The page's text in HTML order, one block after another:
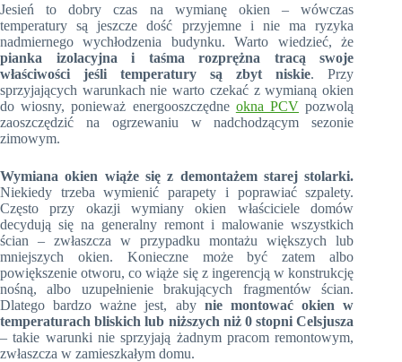
Jesień to dobry czas na wymianę okien – wówczas
temperatury są jeszcze dość przyjemne i nie ma ryzyka
nadmiernego wychłodzenia budynku. Warto wiedzieć, że
pianka izolacyjna i taśma rozprężna tracą swoje
właściwości jeśli temperatury są zbyt niskie. Przy
sprzyjających warunkach nie warto czekać z wymianą okien
do wiosny, ponieważ energooszczędne okna PCV pozwolą
zaoszczędzić na ogrzewaniu w nadchodzącym sezonie
zimowym.
Wymiana okien wiąże się z demontażem starej stolarki.
Niekiedy trzeba wymienić parapety i poprawiać szpalety.
Często przy okazji wymiany okien właściciele domów
decydują się na generalny remont i malowanie wszystkich
ścian – zwłaszcza w przypadku montażu większych lub
mniejszych okien. Konieczne może być zatem albo
powiększenie otworu, co wiąże się z ingerencją w konstrukcję
nośną, albo uzupełnienie brakujących fragmentów ścian.
Dlatego bardzo ważne jest, aby nie montować okien w
temperaturach bliskich lub niższych niż 0 stopni Celsjusza
– takie warunki nie sprzyjają żadnym pracom remontowym,
zwłaszcza w zamieszkałym domu.